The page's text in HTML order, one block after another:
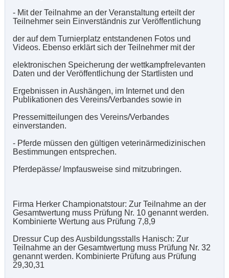
- Mit der Teilnahme an der Veranstaltung erteilt der
Teilnehmer sein Einverständnis zur Veröffentlichung
der auf dem Turnierplatz entstandenen Fotos und
Videos. Ebenso erklärt sich der Teilnehmer mit der
elektronischen Speicherung der wettkampfrelevanten
Daten und der Veröffentlichung der Startlisten und
Ergebnissen in Aushängen, im Internet und den
Publikationen des Vereins/Verbandes sowie in
Pressemitteilungen des Vereins/Verbandes
einverstanden.
- Pferde müssen den gültigen veterinärmedizinischen
Bestimmungen entsprechen.
Pferdepässe/ Impfausweise sind mitzubringen.
Firma Herker Championatstour: Zur Teilnahme an der
Gesamtwertung muss Prüfung Nr. 10 genannt werden.
Kombinierte Wertung aus Prüfung 7,8,9
Dressur Cup des Ausbildungsstalls Hanisch: Zur
Teilnahme an der Gesamtwertung muss Prüfung Nr. 32
genannt werden. Kombinierte Prüfung aus Prüfung
29,30,31